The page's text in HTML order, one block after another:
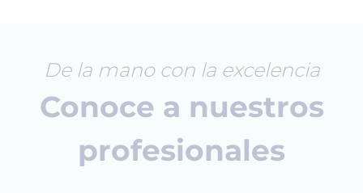
De la mano con la excelencia
Conoce a nuestros
profesionales